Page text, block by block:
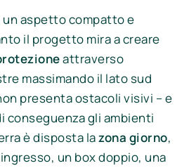
un aspetto compatto e
il progetto mira a creare
attraverso
massimando il lato sud
presenta ostacoli visivi – e
conseguenza gli ambienti
è disposta lazona giorno,
un box doppio, una